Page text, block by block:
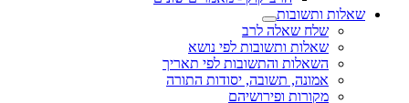
שאלות ותשובות
שלח שאלה לרב
שאלות ותשובות לפי נושא
השאלות והתשובות לפי תאריך
אמונה, תשובה, יסודות התורה
מקורות ופירושיהם